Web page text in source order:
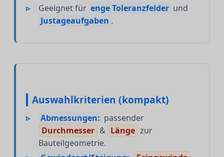
Geeignet für enge Toleranzfelder und
Justageaufgaben .
Auswahlkriterien (kompakt)
Abmessungen: passender
Durchmesser & Länge zur
Bauteilgeometrie.